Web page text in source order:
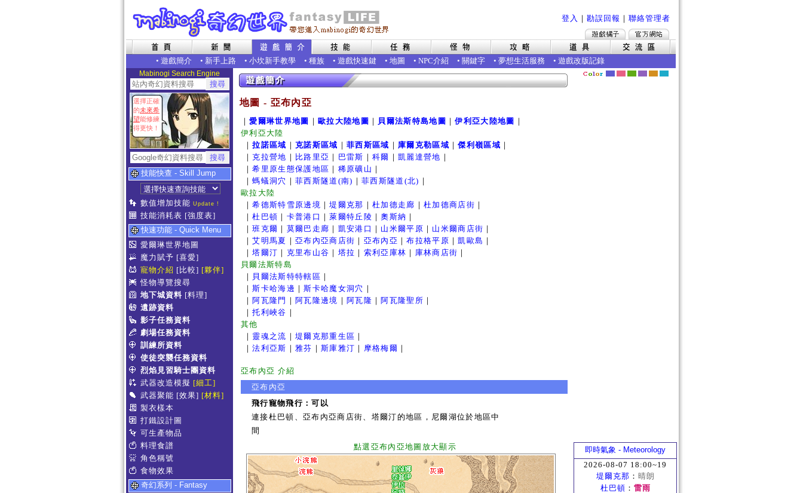
登入 ｜ 勘誤回報 ｜ 聯絡管理者
• 遊戲簡介 • 新手上路 • 小坎新手教學 • 種族 • 遊戲快速鍵 • 地圖 • NPC介紹 • 關鍵字 • 夢想生活服務 • 遊戲改版記錄
Mabinogi Search Engine
選擇正確
的未來希
望能修練
得更快！
技能快查 - Skill Jump
數值增加技能 Update !
技能消耗表 [強度表]
快速功能 - Quick Menu
愛爾琳世界地圖
魔力賦予 [喜愛]
寵物介紹 [比較] [夥伴]
怪物導覽搜尋
地下城資料 [料理]
遺跡資料
影子任務資料
劇場任務資料
訓練所資料
使徒突襲任務資料
烈焰見習騎士團資料
武器改造模擬 [細工]
武器聚能 [效果] [材料]
製衣樣本
打鐵設計圖
可生產物品
料理食譜
角色稱號
食物效果
奇幻系列 - Fantasy
地圖 - 亞布內亞
｜愛爾琳世界地圖 ｜ 歐拉大陸地圖 ｜ 貝爾法斯特島地圖 ｜伊利亞大陸地圖
｜
伊利亞大陸
｜拉諾區域 ｜克諾斯區域 ｜菲西斯區域 ｜ 庫爾克勒區域 ｜傑利嶺區域 ｜
｜克拉營地 ｜ 比路里亞 ｜ 巴雷斯 ｜科爾 ｜凱麗達營地 ｜
｜希里原生態保護地區 ｜ 稀原礦山 ｜
｜螞蟻洞穴 ｜菲西斯隧道(南) ｜菲西斯隧道(北) ｜
歐拉大陸
｜希德斯特雪原邊境 ｜堤爾克那 ｜杜加德走廊 ｜杜加德商店街 ｜
｜杜巴頓 ｜ 卡普港口 ｜萊爾特丘陵 ｜奧斯納 ｜
｜班克爾 ｜ 莫爾巴走廊 ｜ 凱安港口 ｜ 山米爾平原 ｜ 山米爾商店街 ｜
｜艾明馬夏 ｜亞布內亞商店街 ｜ 亞布內亞 ｜布拉格平原 ｜凱歐島 ｜
｜塔爾汀 ｜ 克里布山谷 ｜ 塔拉 ｜ 索利亞庫林 ｜ 庫林商店街 ｜
貝爾法斯特島
｜ 貝爾法斯特特轄區 ｜
｜斯卡哈海邊 ｜斯卡哈魔女洞穴 ｜
｜ 阿瓦隆門 ｜ 阿瓦隆邊境 ｜ 阿瓦隆 ｜ 阿瓦隆聖所 ｜
｜托利峽谷 ｜
其他
｜ 靈魂之流 ｜堤爾克那重生區 ｜
｜法利亞斯 ｜雅芬 ｜斯庫雅汀 ｜ 摩格梅爾 ｜
亞布內亞 介紹
亞布內亞
飛行寵物飛行：可以
連接杜巴頓、亞布內亞商店街、塔爾汀的地區，尼爾湖位於地區中
間
點選亞布內亞地圖放大顯示
即時氣象 - Meteorology
2026-08-07 18:00~19
堤爾克那 ： 晴朗
杜巴頓 ： 雷雨